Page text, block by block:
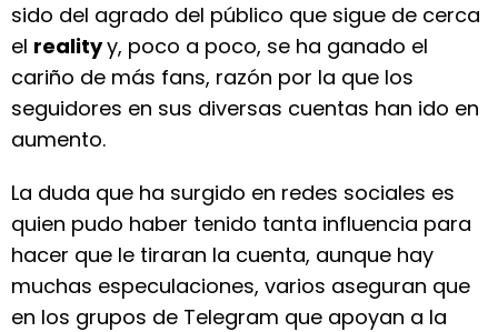
sido del agrado del público que sigue de cerca
el realityy, poco a poco, se ha ganado el
cariño de más fans, razón por la que los
seguidores en sus diversas cuentas han ido en
aumento.
La duda que ha surgido en redes sociales es
quien pudo haber tenido tanta influencia para
hacer que le tiraran la cuenta, aunque hay
muchas especulaciones, varios aseguran que
en los grupos de Telegram que apoyan a la